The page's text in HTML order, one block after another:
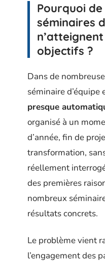
Pourquoi
séminaires
objectifs ?
Dans de
séminaire d’équipe
presque
organisé à un
d’année, fin de
transformation,
réellement
des premières
nombreux
résultats concrets.
Le problème vient
l’engagement des